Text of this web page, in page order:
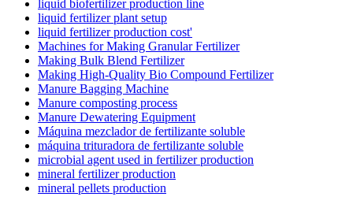
liquid biofertilizer production line
liquid fertilizer plant setup
liquid fertilizer production cost'
Machines for Making Granular Fertilizer
Making Bulk Blend Fertilizer
Making High-Quality Bio Compound Fertilizer
Manure Bagging Machine
Manure composting process
Manure Dewatering Equipment
Máquina mezclador de fertilizante soluble
máquina trituradora de fertilizante soluble
microbial agent used in fertilizer production
mineral fertilizer production
mineral pellets production